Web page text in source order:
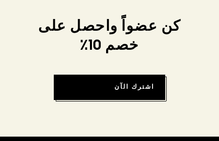
كن عضواً واحصل على
خصم 10٪
اشترك الآن